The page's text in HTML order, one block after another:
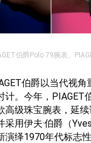
伯爵Polo 79腕表、
伯爵以当代视角
计。今年，PIAGET
高级珠宝腕表，延
采用伊夫·伯爵（
演绎1970年代标志